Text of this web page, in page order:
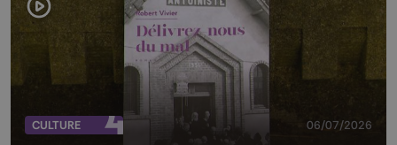
CULTURE 06/07/2026